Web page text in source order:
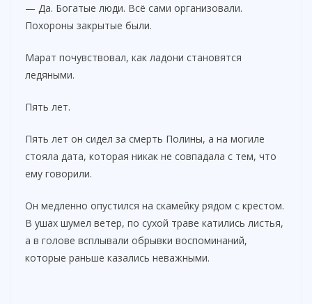
— Да. Богатые люди. Всё сами организовали.
Похороны закрытые были.
Марат почувствовал, как ладони становятся
ледяными.
Пять лет.
Пять лет он сидел за смерть Полины, а на могиле
стояла дата, которая никак не совпадала с тем, что
ему говорили.
Он медленно опустился на скамейку рядом с крестом.
В ушах шумел ветер, по сухой траве катились листья,
а в голове всплывали обрывки воспоминаний,
которые раньше казались неважными.